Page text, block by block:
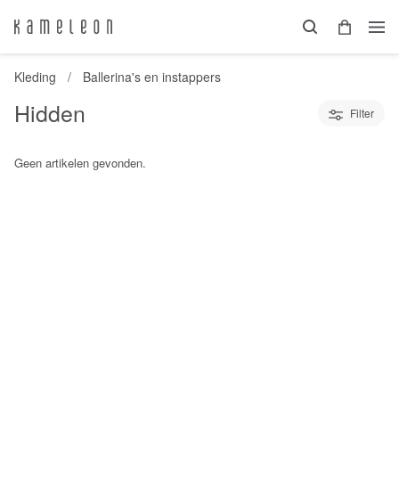
Kleding Ballerina's en instappers
Hidden Filter
Geen artikelen gevonden.